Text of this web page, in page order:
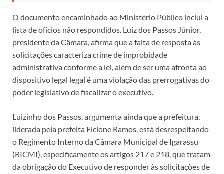
O documento encaminhado ao Ministério Público inclui a
lista de ofícios não respondidos. Luiz dos Passos Júnior,
presidente da Câmara, afirma que a falta de resposta às
solicitações caracteriza crime de improbidade
administrativa conforme a lei, além de ser uma afronta ao
dispositivo legal legal é uma violação das prerrogativas do
poder legislativo de fiscalizar o executivo.
Luizinho dos Passos, argumenta ainda que a prefeitura,
liderada pela prefeita Elcione Ramos, está desrespeitando
o Regimento Interno da Câmara Municipal de Igarassu
(RICMI), especificamente os artigos 217 e 218, que tratam
da obrigação do Executivo de responder às solicitações de